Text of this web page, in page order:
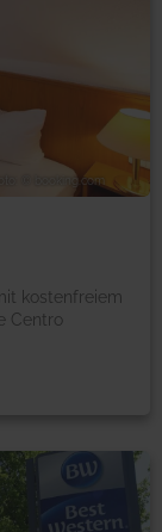
© booking.com
kostenfreiem
Centro